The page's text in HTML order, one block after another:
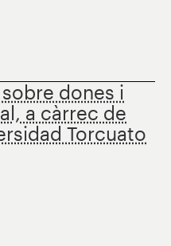
dones i
a càrrec de
Torcuato